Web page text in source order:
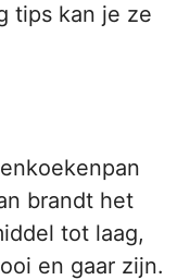
tips kan je ze
brandt het
tot laag,
en gaar zijn.